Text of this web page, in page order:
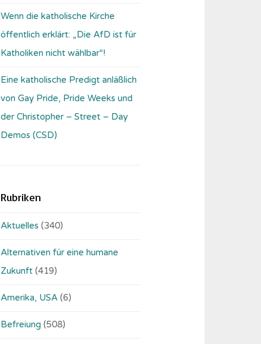
Wenn die katholische Kirche
öffentlich erklärt: „Die AfD ist für
Katholiken nicht wählbar“!
Eine katholische Predigt anläßlich
von Gay Pride, Pride Weeks und
der Christopher – Street – Day
Demos (CSD)
Rubriken
Aktuelles (340)
Alternativen für eine humane
Zukunft (419)
Amerika, USA (6)
Befreiung (508)